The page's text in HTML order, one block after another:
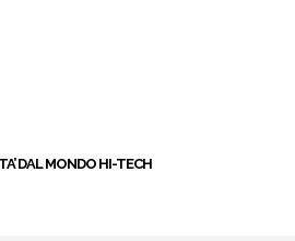
DAL MONDO HI-TECH